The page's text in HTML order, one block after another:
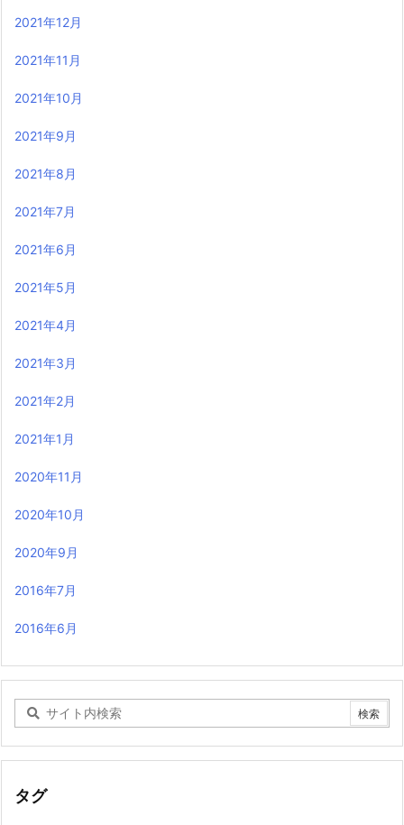
2021年12月
2021年11月
2021年10月
2021年9月
2021年8月
2021年7月
2021年6月
2021年5月
2021年4月
2021年3月
2021年2月
2021年1月
2020年11月
2020年10月
2020年9月
2016年7月
2016年6月
タグ